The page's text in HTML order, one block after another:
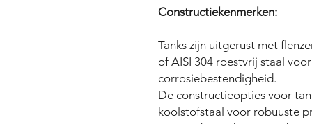
Constructiekenmerken:
Tanks zijn uitgerust met
of AISI 304 roestvrij staal
corrosiebestendigheid.
De constructieopties voor
koolstofstaal voor robuuste